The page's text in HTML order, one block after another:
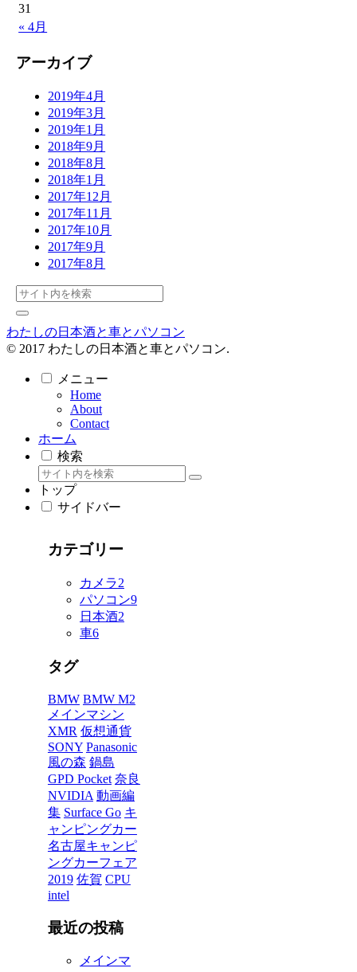
« 4月
31
アーカイブ
2019年4月
2019年3月
2019年1月
2018年9月
2018年8月
2018年1月
2017年12月
2017年11月
2017年10月
2017年9月
2017年8月
わたしの日本酒と車とパソコン
© 2017 わたしの日本酒と車とパソコン.
メニュー
Home
About
Contact
ホーム
検索
トップ
サイドバー
カテゴリー
カメラ2
パソコン9
日本酒2
車6
タグ
BMW BMW M2
メインマシン
XMR 仮想通貨
SONY Panasonic
風の森 鍋島
GPD Pocket 奈良
NVIDIA 動画編
集 Surface Go キ
ャンピングカー
名古屋キャンピ
ングカーフェア
2019 佐賀 CPU
intel
最近の投稿
メインマ